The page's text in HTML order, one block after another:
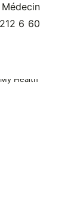
6 60